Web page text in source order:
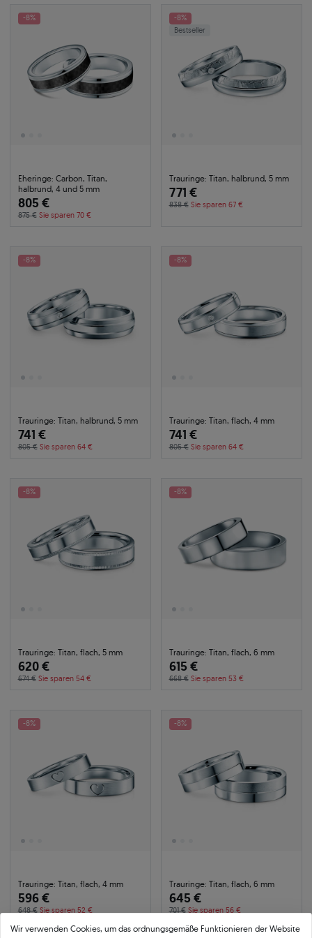
-8%
Eheringe: Carbon, Titan,
halbrund, 4 und 5 mm
805 €
875 € Sie sparen 70 €
-8%
Bestseller
Trauringe: Titan, halbrund, 5 mm
771 €
838 € Sie sparen 67 €
-8%
Trauringe: Titan, halbrund, 5 mm
741 €
805 € Sie sparen 64 €
-8%
Trauringe: Titan, flach, 4 mm
741 €
805 € Sie sparen 64 €
-8%
Trauringe: Titan, flach, 5 mm
620 €
674 € Sie sparen 54 €
-8%
Trauringe: Titan, flach, 6 mm
615 €
668 € Sie sparen 53 €
-8%
Trauringe: Titan, flach, 4 mm
596 €
648 € Sie sparen 52 €
-8%
Trauringe: Titan, flach, 6 mm
645 €
701 € Sie sparen 56 €
Wir verwenden Cookies, um das ordnungsgemäße Funktionieren der Website